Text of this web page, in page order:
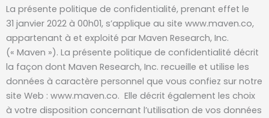
La présente politique de confidentialité, prenant effet le
31 janvier 2022 à 00h01, s’applique au site www.maven.co,
appartenant à et exploité par Maven Research, Inc.
(« Maven »). La présente politique de confidentialité décrit
la façon dont Maven Research, Inc. recueille et utilise les
données à caractère personnel que vous confiez sur notre
site Web : www.maven.co. Elle décrit également les choix
à votre disposition concernant l’utilisation de vos données